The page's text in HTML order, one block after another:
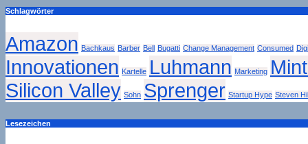
Schlagwörter
Amazon Bachkaus Barber Bell Bugatti Change Management Consumed
Innovationen Kartelle Luhmann Marketing
Silicon Valley Sohn Sprenger Startup Hype Steven
Lesezeichen